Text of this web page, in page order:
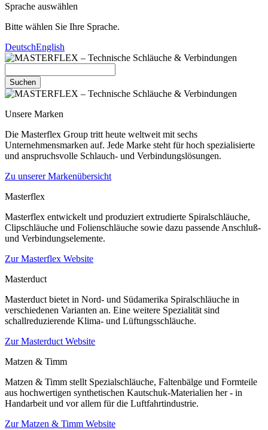
Sprache auswählen
Bitte wählen Sie Ihre Sprache.
DeutschEnglish
Suchen
Unsere Marken
Die Masterflex Group tritt heute weltweit mit sechs
Unternehmensmarken auf. Jede Marke steht für hoch spezialisierte
und anspruchsvolle Schlauch- und Verbindungslösungen.
Zu unserer Markenübersicht
Masterflex
Masterflex entwickelt und produziert extrudierte Spiralschläuche,
Clipschläuche und Folienschläuche sowie dazu passende Anschluß-
und Verbindungselemente.
Zur Masterflex Website
Masterduct
Masterduct bietet in Nord- und Südamerika Spiralschläuche in
verschiedenen Varianten an. Eine weitere Spezialität sind
schallreduzierende Klima- und Lüftungsschläuche.
Zur Masterduct Website
Matzen & Timm
Matzen & Timm stellt Spezialschläuche, Faltenbälge und Formteile
aus hochwertigen synthetischen Kautschuk-Materialien her - in
Handarbeit und vor allem für die Luftfahrtindustrie.
Zur Matzen & Timm Website